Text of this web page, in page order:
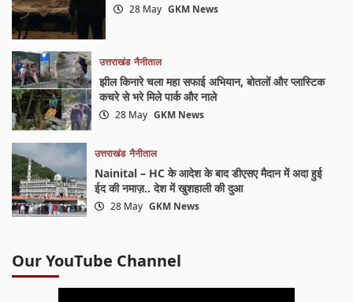
28 May GKM News
उत्तराखंड नैनीताल
झील किनारे चला महा सफाई अभियान, बोतलों और प्लास्टिक
कचरे से भरे मिले पार्क और नाले
28 May GKM News
उत्तराखंड नैनीताल
Nainital – HC के आदेश के बाद डीएसए मैदान में अदा हुई
ईद की नमाज़.. देश में खुशहाली की दुआ
28 May GKM News
Our YouTube Channel